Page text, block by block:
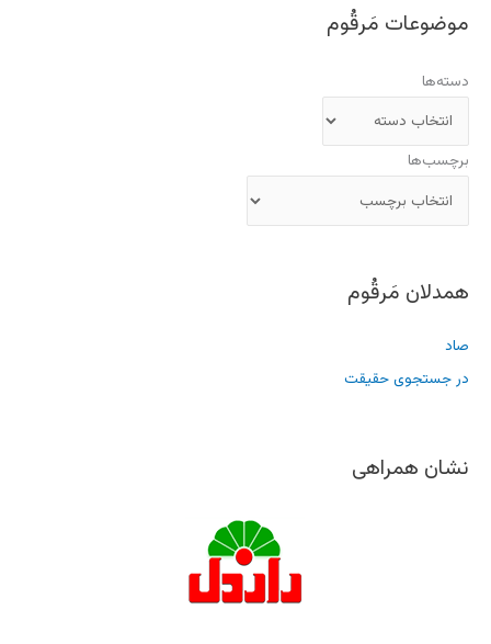
موضوعات مَرقُوم
دسته‌ها
برچسب‌ها
همدلان مَرقُوم
صاد
در جستجوی حقیقت
نشان همراهی